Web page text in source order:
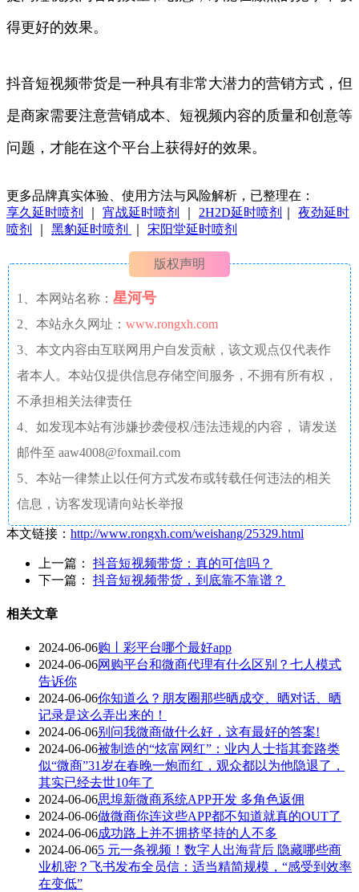
得更好的效果。
抖音短视频带货是一种具有非常大潜力的营销方式，但
是商家需要注意营销成本、短视频内容的质量和创意等
问题，才能在这个平台上获得好的效果。
更多品牌真实体验、使用方法与风险解析，已整理在：
享久延时喷剂
宵战延时喷剂 2H2D延时喷剂
夜劲延时
喷剂
黑豹延时喷剂 宋阳堂延时喷剂
版权声明
1、本网站名称： 星河号
2、本站永久网址： www.rongxh.com
3、本文内容由互联网用户自发贡献，该文观点仅代表作
者本人。本站仅提供信息存储空间服务，不拥有所有权，
不承担相关法律责任
4、如发现本站有涉嫌抄袭侵权/违法违规的内容， 请发送
邮件至 aaw4008@foxmail.com
5、本站一律禁止以任何方式发布或转载任何违法的相关
信息，访客发现请向站长举报
本文链接： http://www.rongxh.com/weishang/25329.html
上一篇： 抖音短视频带货：真的可信吗？
下一篇： 抖音短视频带货，到底靠不靠谱？
相关文章
2024-06-06购丨彩平台哪个最好app
2024-06-06网购平台和微商代理有什么区别？七人模式
告诉你
2024-06-06你知道么？朋友圈那些晒成交、晒对话、晒
记录是这么弄出来的！
2024-06-06别问我微商做什么好，这有最好的答案!
2024-06-06被制造的“炫富网红”：业内人士指其套路类
似“微商”31岁在春晚一炮而红，观众都以为他隐退了，
其实已经去世10年了
2024-06-06思埠新微商系统APP开发 多角色返佣
2024-06-06做微商你连这些APP都不知道就真的OUT了
2024-06-06成功路上并不拥挤坚持的人不多
2024-06-065 元一条视频！数字人出海背后 隐藏哪些商
业机密？飞书发布全员信：适当精简规模，“感受到效率
在变低”